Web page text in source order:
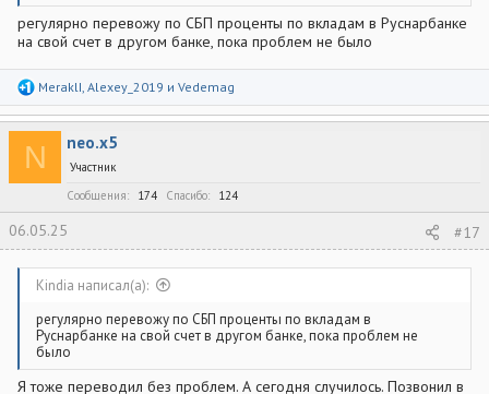
регулярно перевожу по СБП проценты по вкладам в Руснарбанке
на свой счет в другом банке, пока проблем не было
Р
а
к
ц
и
MeraklI, Alexey_2019 и Vedemag
N neo.x5
Участник
Сообщения
174 Спасибо 124
06.05.25 #17
Kindia написал(а):
регулярно перевожу по СБП проценты по вкладам в
Руснарбанке на свой счет в другом банке, пока проблем не
было
Я тоже переводил без проблем. А сегодня случилось. Позвонил в